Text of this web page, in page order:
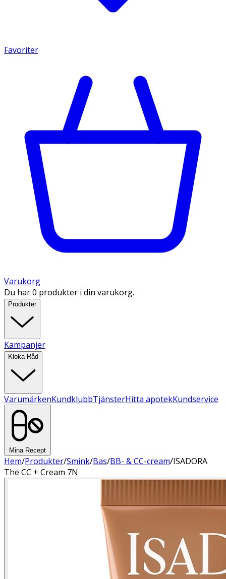
Favoriter
Varukorg
Du har 0 produkter i din varukorg.
Produkter
Kampanjer
Kloka Råd
VarumärkenKundklubbTjänsterHitta apotekKundservice
Mina Recept
Hem/Produkter/Smink/Bas/BB- & CC-cream/ISADORA
The CC + Cream 7N